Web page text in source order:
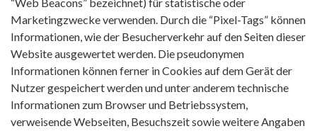
Marketingzwecke verwenden. Durch die “Pixel-Tags” können
Informationen, wie der Besucherverkehr auf den Seiten dieser
Website ausgewertet werden. Die pseudonymen
Informationen können ferner in Cookies auf dem Gerät der
Nutzer gespeichert werden und unter anderem technische
Informationen zum Browser und Betriebssystem,
verweisende Webseiten, Besuchszeit sowie weitere Angaben